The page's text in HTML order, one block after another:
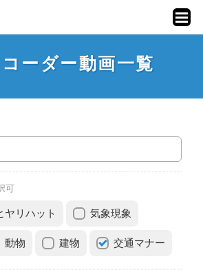
ーダー動画一覧
可
ヤリハット 気象現象
動物 建物 交通マナー